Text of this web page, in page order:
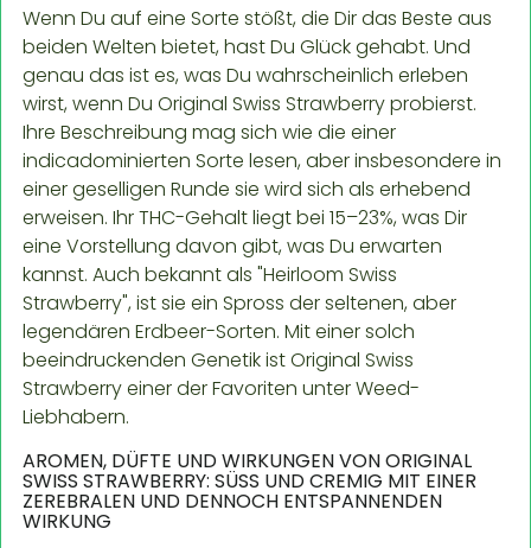
Wenn Du auf eine Sorte stößt, die Dir das Beste aus
beiden Welten bietet, hast Du Glück gehabt. Und
genau das ist es, was Du wahrscheinlich erleben
wirst, wenn Du Original Swiss Strawberry probierst.
Ihre Beschreibung mag sich wie die einer
indicadominierten Sorte lesen, aber insbesondere in
einer geselligen Runde sie wird sich als erhebend
erweisen. Ihr THC-Gehalt liegt bei 15–23%, was Dir
eine Vorstellung davon gibt, was Du erwarten
kannst. Auch bekannt als "Heirloom Swiss
Strawberry", ist sie ein Spross der seltenen, aber
legendären Erdbeer-Sorten. Mit einer solch
beeindruckenden Genetik ist Original Swiss
Strawberry einer der Favoriten unter Weed-
Liebhabern.
AROMEN, DÜFTE UND WIRKUNGEN VON ORIGINAL
SWISS STRAWBERRY: SÜSS UND CREMIG MIT EINER Z
EREBRALEN UND DENNOCH ENTSPANNENDEN W
IRKUNG